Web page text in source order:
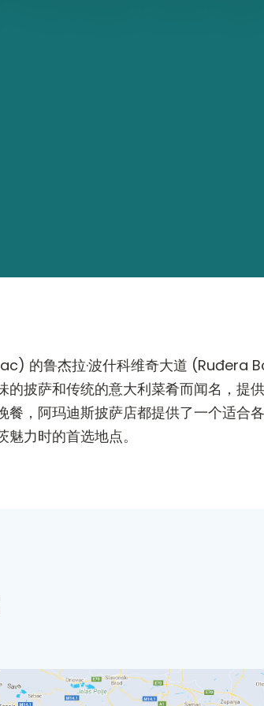
的鲁杰拉·波什科维奇大道 (Ruđera
披萨和传统的意大利菜肴而闻名，提
，阿玛迪斯披萨店都提供了一个适合
力时的首选地点。